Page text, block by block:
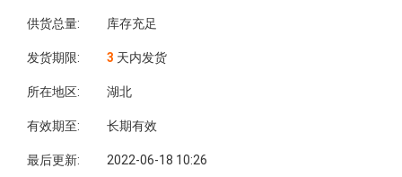
供货总量: 库存充足
发货期限: 3 天内发货
所在地区: 湖北
有效期至: 长期有效
最后更新: 2022-06-18 10:26